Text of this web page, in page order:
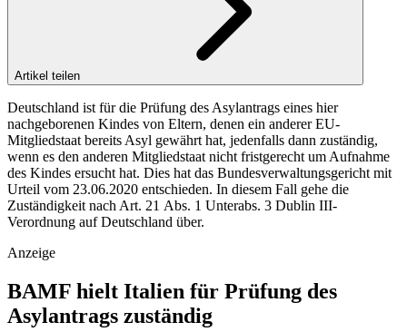
Artikel teilen
Deutschland ist für die Prüfung des Asylantrags eines hier
nachgeborenen Kindes von Eltern, denen ein anderer EU-
Mitgliedstaat bereits Asyl gewährt hat, jedenfalls dann zuständig,
wenn es den anderen Mitgliedstaat nicht fristgerecht um Aufnahme
des Kindes ersucht hat. Dies hat das Bundesverwaltungsgericht mit
Urteil vom 23.06.2020 entschieden. In diesem Fall gehe die
Zuständigkeit nach Art. 21 Abs. 1 Unterabs. 3 Dublin III-
Verordnung auf Deutschland über.
Anzeige
BAMF hielt Italien für Prüfung des
Asylantrags zuständig